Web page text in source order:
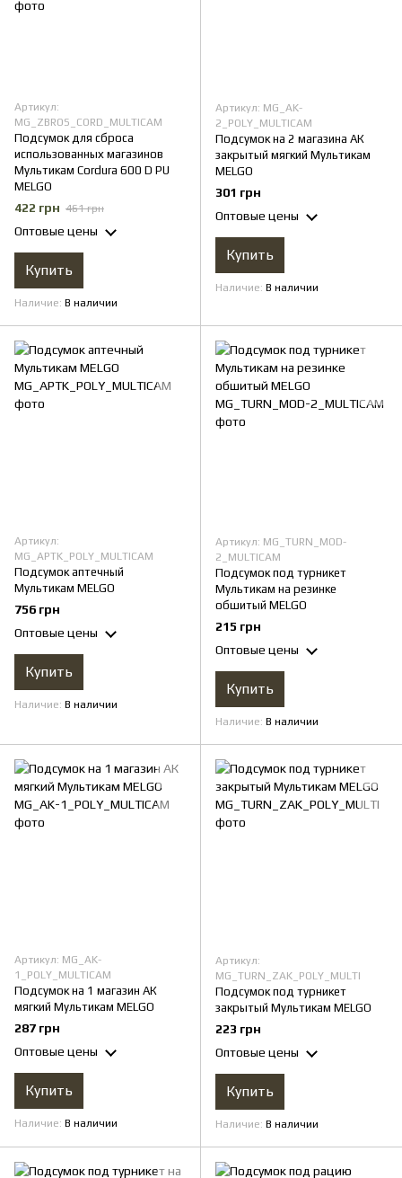
Артикул:
MG_ZBROS_CORD_MULTICAM
Подсумок для сброса
использованных магазинов
Мультикам Cordura 600 D PU
MELGO
422 грн 461 грн
Оптовые цены
Купить
Наличие В наличии
Артикул: MG_AK-
2_POLY_MULTICAM
Подсумок на 2 магазина АК
закрытый мягкий Мультикам
MELGO
301 грн
Оптовые цены
Купить
Наличие В наличии
Артикул:
MG_APTK_POLY_MULTICAM
Подсумок аптечный
Мультикам MELGO
756 грн
Оптовые цены
Купить
Наличие В наличии
Артикул: MG_TURN_MOD-
2_MULTICAM
Подсумок под турникет
Мультикам на резинке
обшитый MELGO
215 грн
Оптовые цены
Купить
Наличие В наличии
Артикул: MG_AK-
1_POLY_MULTICAM
Подсумок на 1 магазин АК
мягкий Мультикам MELGO
287 грн
Оптовые цены
Купить
Наличие В наличии
Артикул:
MG_TURN_ZAK_POLY_MULTI
Подсумок под турникет
закрытый Мультикам MELGО
223 грн
Оптовые цены
Купить
Наличие В наличии